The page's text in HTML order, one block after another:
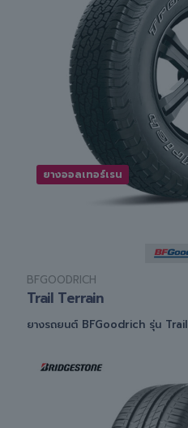
ยางออลเทอร์เรน
BFGOODRICH
Trail Terrain
ยางรถยนต์ BFGoodrich รุ่น